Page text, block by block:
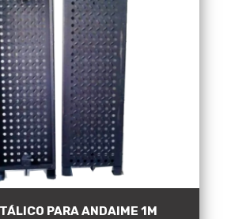
PARA ANDAIME 1M